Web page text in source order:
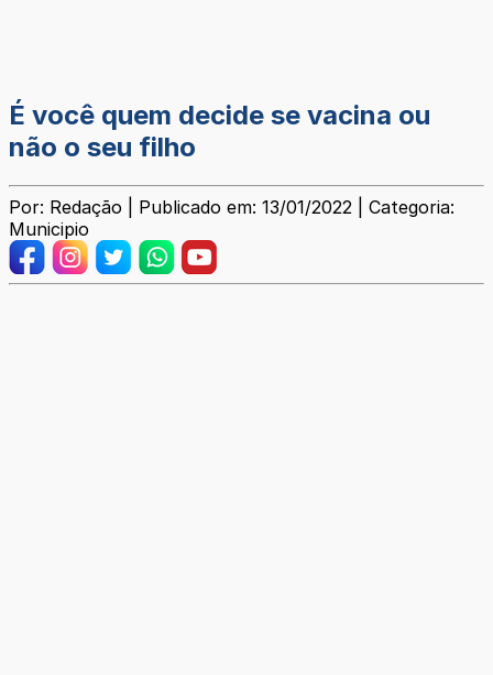
É você quem decide se vacina ou
não o seu filho
Por: Redação | Publicado em: 13/01/2022 | Categoria:
Municipio